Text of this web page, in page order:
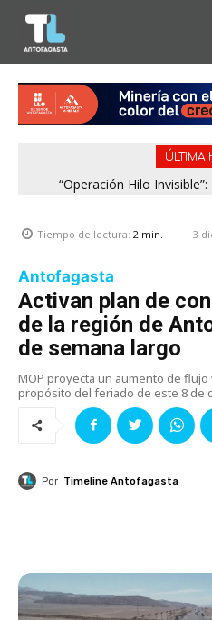
ÚLTIMA
“Operación Hilo
Tiempo de lectura: 2 min. 3
Antofagasta
Activan plan de
de la región de
de semana largo
MOP proyecta un aumento de flujo
propósito del feriado de este 8 de
Por Timeline Antofagasta